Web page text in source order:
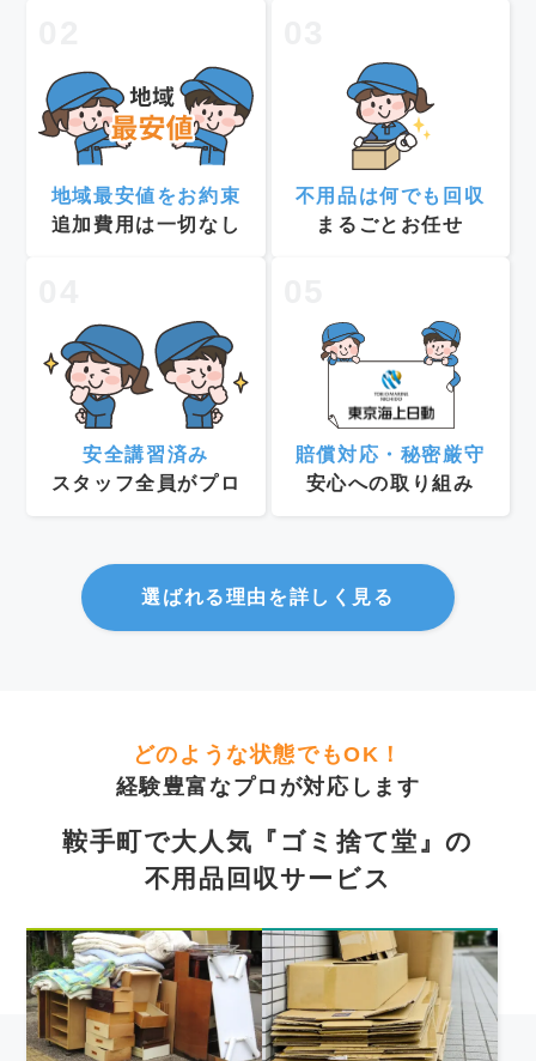
地域最安値をお約束
追加費用は一切なし
不用品は何でも回収
まるごとお任せ
安全講習済み
スタッフ全員がプロ
賠償対応・秘密厳守
安心への取り組み
選ばれる理由を詳しく見る
どのような状態でもOK！
経験豊富なプロが対応します
鞍手町で大人気『ゴミ捨て堂』の
不用品回収サービス